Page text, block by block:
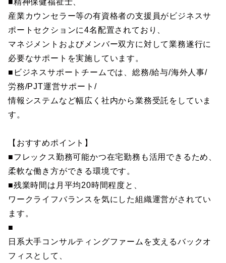
■精神保健福祉士、
産業カウンセラー等の有資格者の支援員がビジネスサ
ポートセクションに4名配置されており、
マネジメントおよびメンバー双方に対して業務遂行に
必要なサポートを実施しています。
■ビジネスサポートチームでは、総務/給与/海外人事/
労務/PJT運営サポート/
情報システムなど幅広く社内から業務受託をしていま
す。
【おすすめポイント】
■フレックス勤務可能かつ在宅勤務も活用できるため、
柔軟な働き方ができる環境です。
■残業時間は月平均20時間程度と、
ワークライフバランスを気にした組織運営がされてい
ます。
■
日系大手コンサルティングファームを支えるバックオ
フィスとして、